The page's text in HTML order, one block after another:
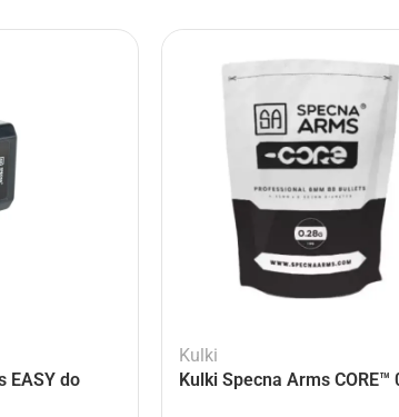
EASY do
Kulki
Kulki Specna Arms CORE™